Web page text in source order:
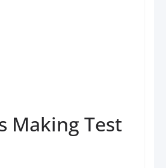
Making Test